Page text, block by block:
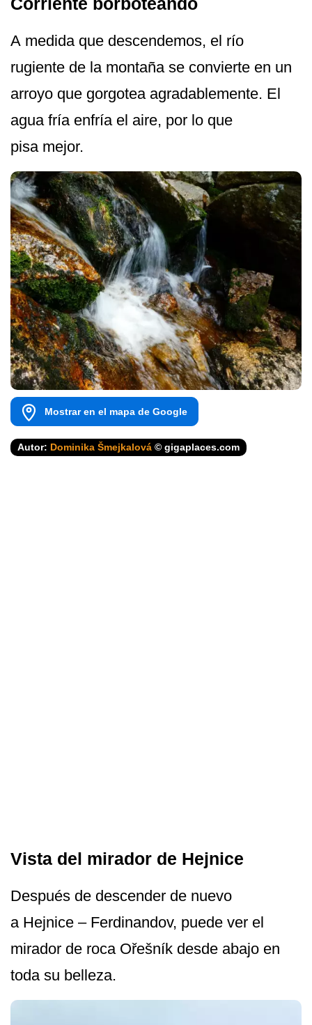
A medida que descendemos, el río
rugiente de la montaña se convierte en un
arroyo que gorgotea agradablemente. El
agua fría enfría el aire, por lo que
pisa mejor.
Mostrar en el mapa de Google
Autor: Dominika Šmejkalová © gigaplaces.com
Vista del mirador de Hejnice
Después de descender de nuevo
a Hejnice – Ferdinandov, puede ver el
mirador de roca Ořešník desde abajo en
toda su belleza.